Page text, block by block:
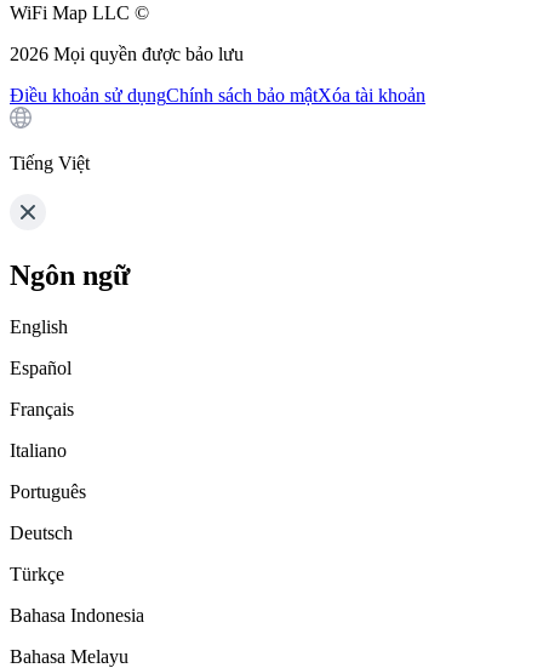
WiFi Map LLC ©
2026 Mọi quyền được bảo lưu
Điều khoản sử dụngChính sách bảo mậtXóa tài khoản
Tiếng Việt
Ngôn ngữ
English
Español
Français
Italiano
Português
Deutsch
Türkçe
Bahasa Indonesia
Bahasa Melayu